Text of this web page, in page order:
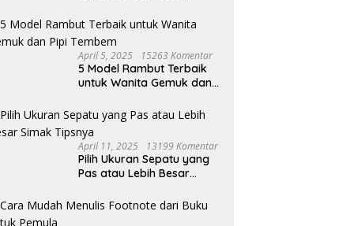
April 5, 2025 15263 Komentar
5 Model Rambut Terbaik
untuk Wanita Gemuk dan
April 11, 2025 13199 Komentar
Pilih Ukuran Sepatu yang
Pas atau Lebih Besar